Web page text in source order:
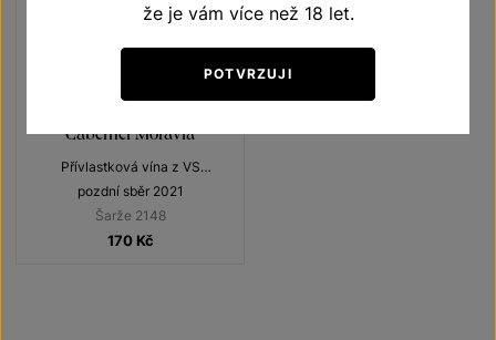
Cabernet Moravia
Přívlastková vína z VS
Lechovice
pozdní sběr 2021
Šarže 2148
170 Kč
že je vám více než 18 let.
POTVRZUJI